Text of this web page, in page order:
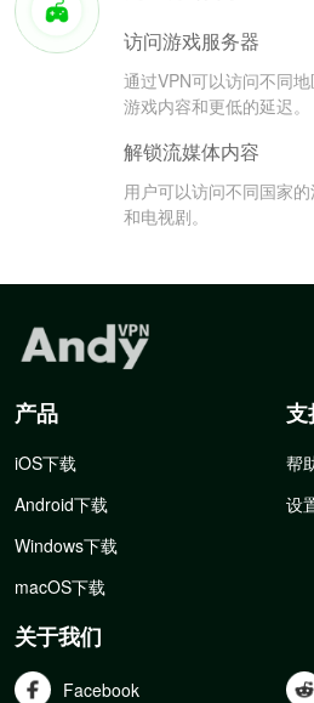
访问游戏服务器
通过VPN可以访问不同
游戏内容和更低的延迟。
解锁流媒体内容
用户可以访问不同国家
和电视剧。
产品
iOS下载
Android下载
Windows下载
macOS下载
支
帮
设
关于我们
Facebook